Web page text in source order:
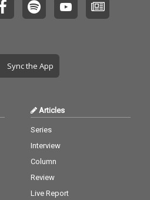
Sync the App
Articles
Series
Interview
Column
Review
Live Report